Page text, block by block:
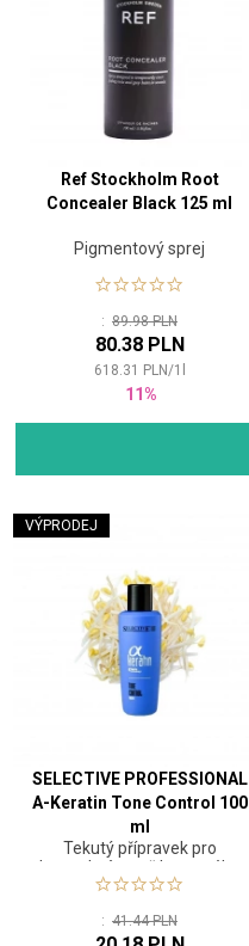
Ref Stockholm Root
Concealer Black 125 ml
Pigmentový sprej
: 89.98 PLN
80.38 PLN
618.31 PLN/1
11%
VÝPRODEJ
SELECTIVE PROFESSIONAL
A-Keratin Tone Control 100
ml
Tekutý přípravek pro
kontrolu úrovně barevného
odstínu
: 41.44 PLN